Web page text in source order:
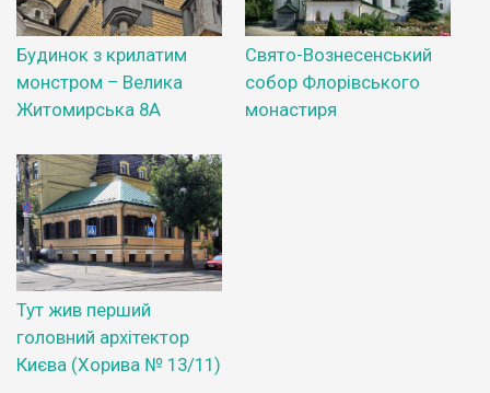
Будинок з крилатим
монстром – Велика
Житомирська 8А
Свято-Вознесенський
собор Флорівського
монастиря
Тут жив перший
головний архітектор
Києва (Хорива № 13/11)